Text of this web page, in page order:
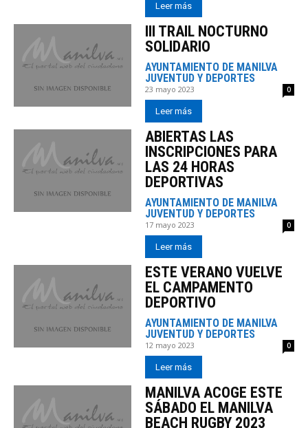
Leer más
III TRAIL NOCTURNO
SOLIDARIO
AYUNTAMIENTO DE MANILVA
JUVENTUD Y DEPORTES
23 mayo 2023 0
Leer más
ABIERTAS LAS
INSCRIPCIONES PARA
LAS 24 HORAS
DEPORTIVAS
AYUNTAMIENTO DE MANILVA
JUVENTUD Y DEPORTES
17 mayo 2023 0
Leer más
ESTE VERANO VUELVE
EL CAMPAMENTO
DEPORTIVO
AYUNTAMIENTO DE MANILVA
JUVENTUD Y DEPORTES
12 mayo 2023 0
Leer más
MANILVA ACOGE ESTE
SÁBADO EL MANILVA
BEACH RUGBY 2023